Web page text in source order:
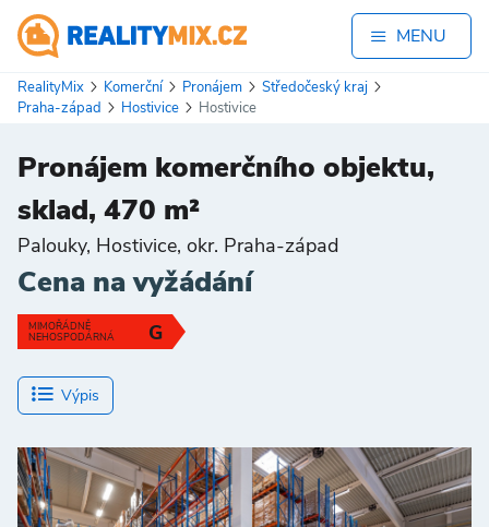
MENU
RealityMix Komerční Pronájem
Středočeský kraj
Praha-západ
Hostivice Hostivice
Pronájem komerčního objektu,
sklad, 470 m²
Palouky, Hostivice, okr. Praha-západ
Cena na vyžádání
G
MIMOŘÁDNĚ
NEHOSPODÁRNÁ
Výpis